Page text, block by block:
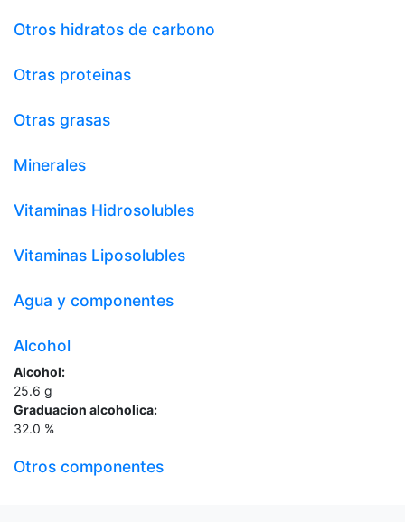
Otros hidratos de carbono
Otras proteinas
Otras grasas
Minerales
Vitaminas Hidrosolubles
Vitaminas Liposolubles
Agua y componentes
Alcohol
Alcohol:
25.6 g
Graduacion alcoholica:
32.0 %
Otros componentes